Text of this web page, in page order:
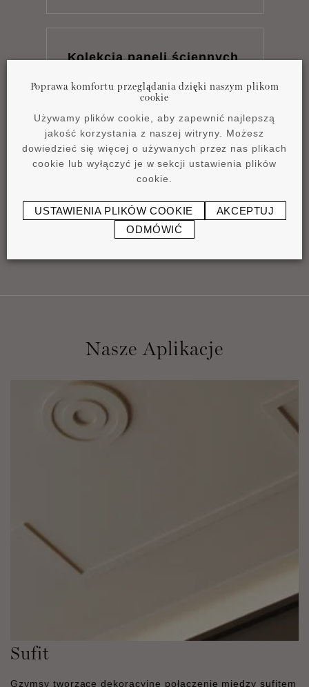
Kolekcja paneli ściennych
Instrukcja instalacji
Nasze Aplikacje
Sufit
Gzymsy tworzące dekoracyjne połączenie między sufitem
Poprawa komfortu przeglądania dzięki naszym plikom
cookie
Używamy plików cookie, aby zapewnić najlepszą
jakość korzystania z naszej witryny. Możesz
dowiedzieć się więcej o używanych przez nas plikach
cookie lub wyłączyć je w sekcji ustawienia plików
cookie.
USTAWIENIA PLIKÓW COOKIE
AKCEPTUJ
ODMÓWIĆ